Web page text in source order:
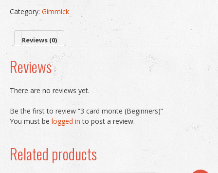
Category: Gimmick
Reviews (0)
Reviews
There are no reviews yet.
Be the first to review “3 card monte (Beginners)”
You must be logged in to post a review.
Related products